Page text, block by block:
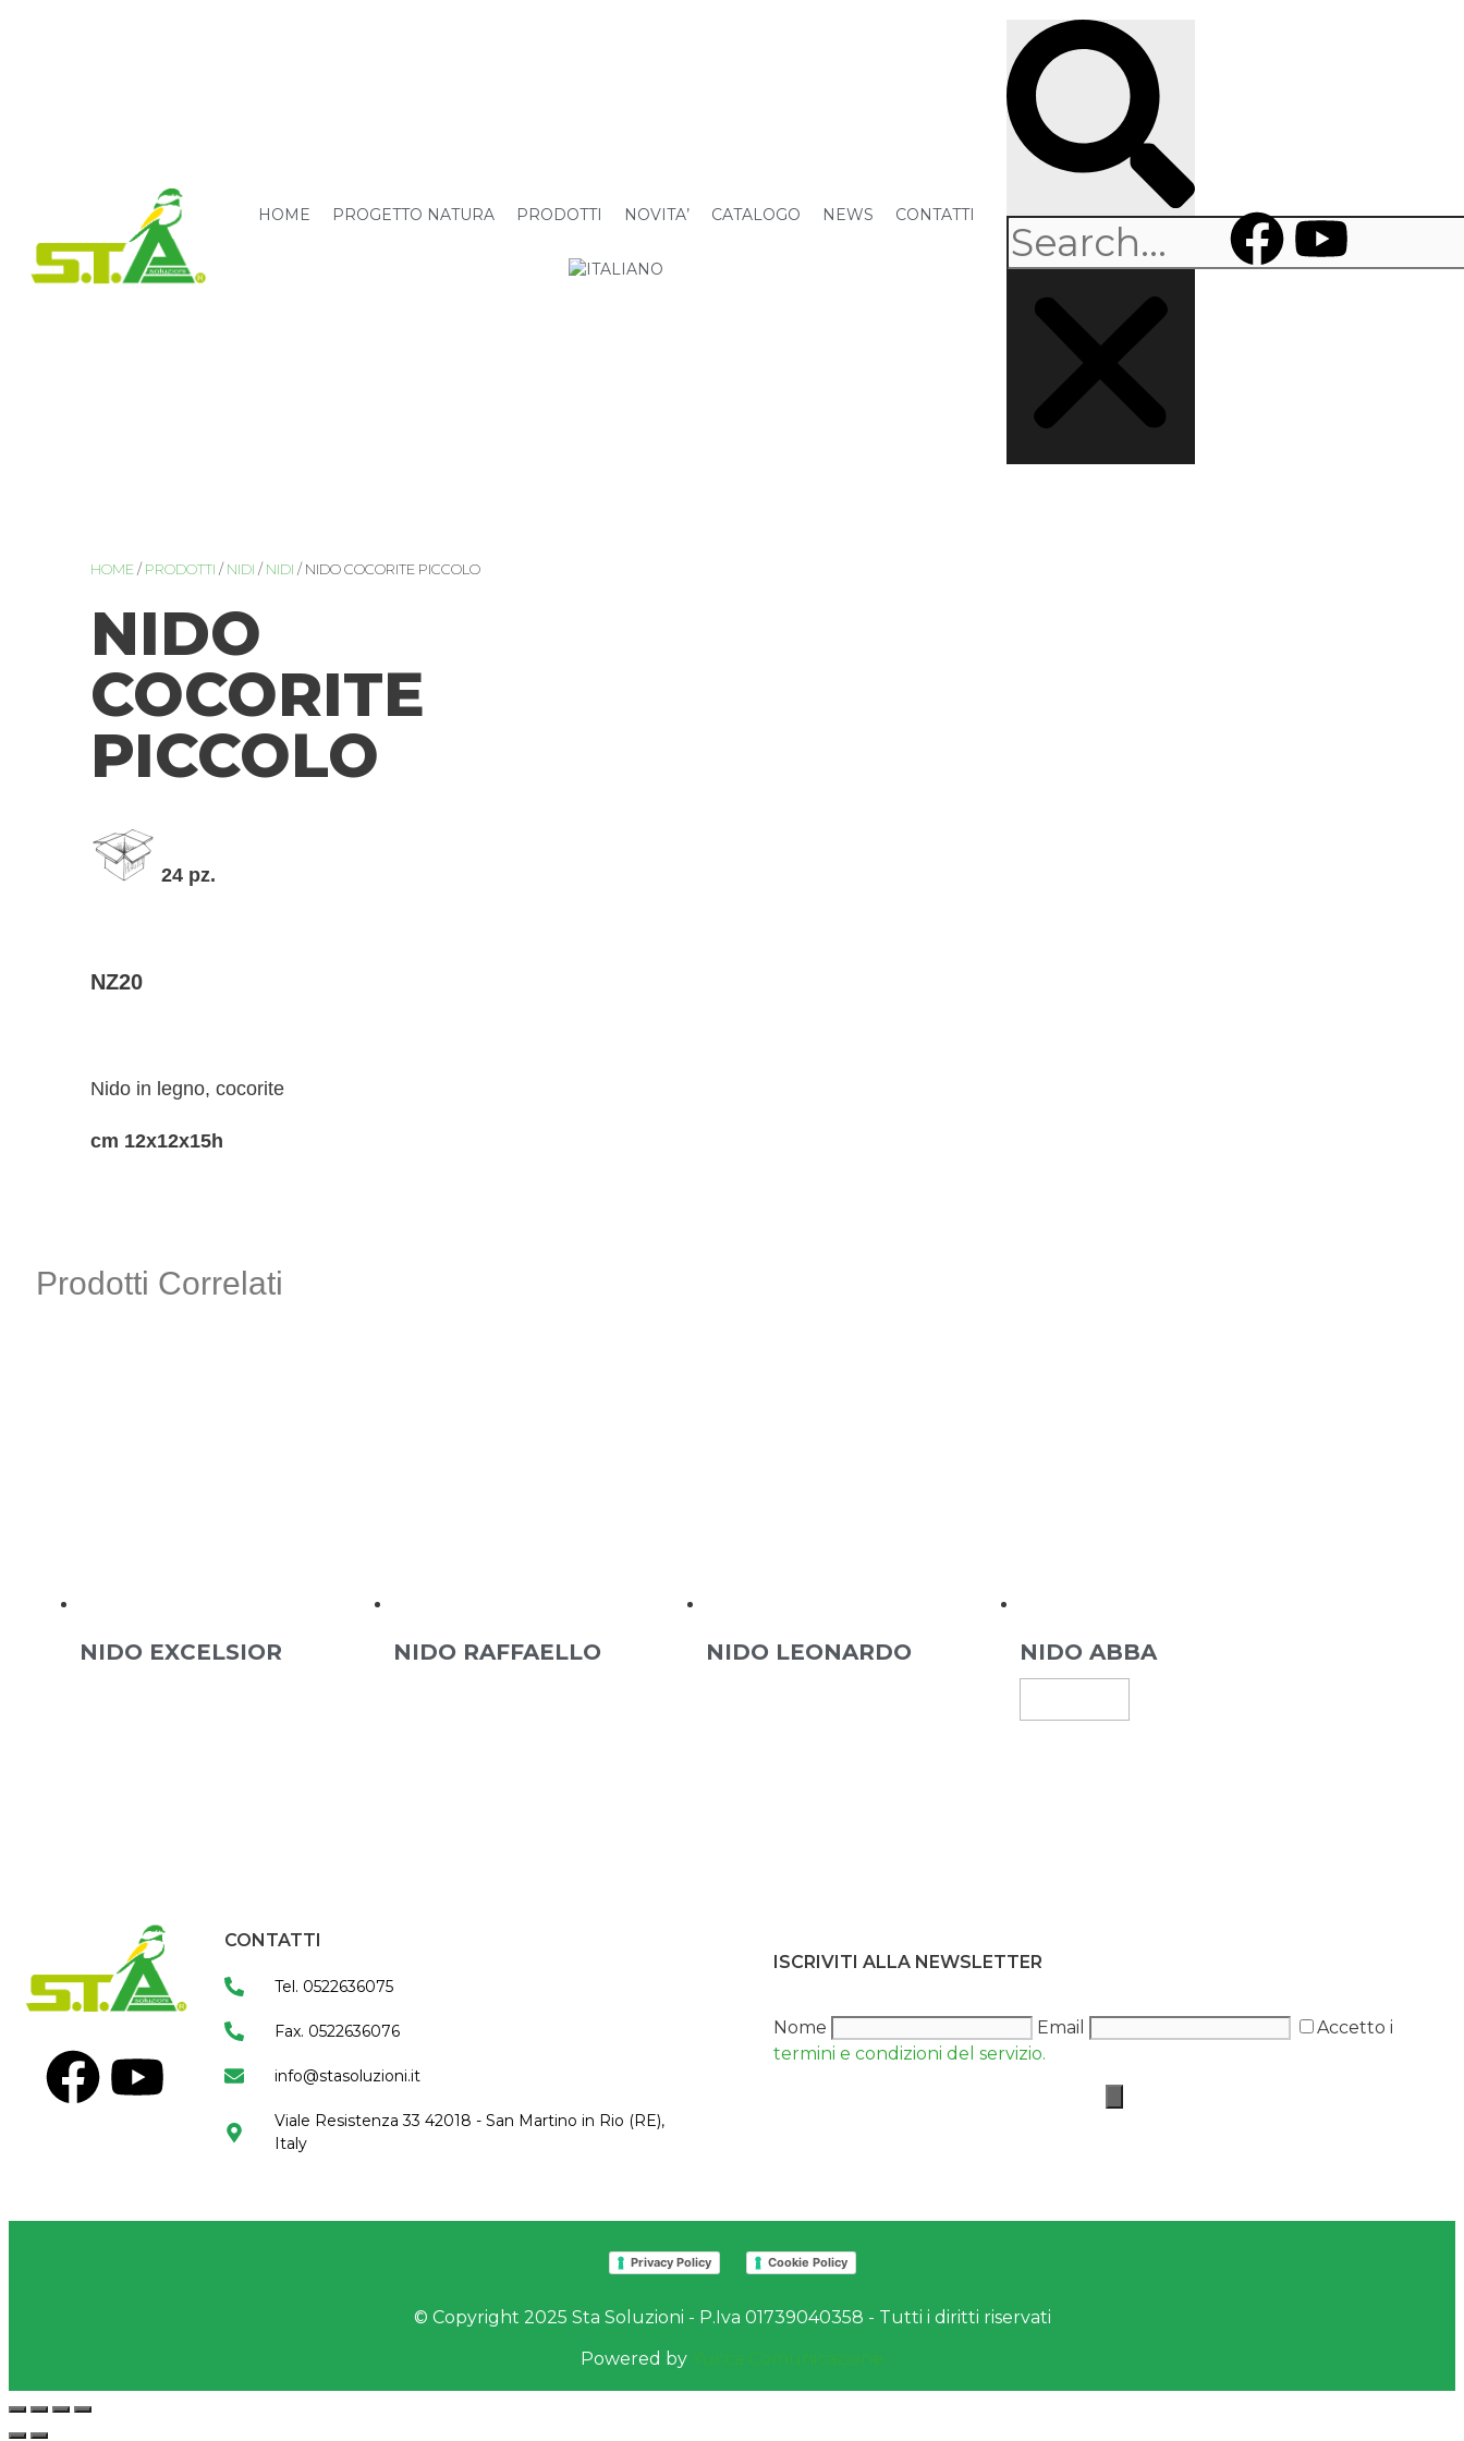
HOME PROGETTO NATURA PRODOTTI NOVITA’ CATALOGO NEWS CONTATTI
HOME/ PRODOTTI / NIDI / NIDI / NIDO COCORITE PICCOLO
NIDO
COCORITE
PICCOLO
24 pz.
NZ20
Nido in legno, cocorite
cm 12x12x15h
Prodotti Correlati
NIDO EXCELSIOR NIDO RAFFAELLO NIDO LEONARDO NIDO ABBA
CONTATTI
Tel. 0522636075
Fax. 0522636076
info@stasoluzioni.it
Viale Resistenza 33 42018 - San Martino in Rio (RE),
Italy
ISCRIVITI ALLA NEWSLETTER
Nome Email
Accetto i
termini e condizioni del servizio.
Privacy Policy Cookie Policy
© Copyright 2025 Sta Soluzioni - P.Iva 01739040358 - Tutti i diritti riservati
Powered by Yucca Comunicazione